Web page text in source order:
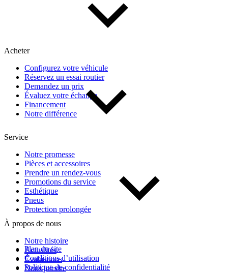
Acheter
Configurez votre véhicule
Réservez un essai routier
Demandez un prix
Évaluez votre échange
Financement
Notre différence
Service
Notre promesse
Pièces et accessoires
Prendre un rendez-vous
Promotions du service
Esthétique
Pneus
Protection prolongée
À propos de nous
Notre histoire
Actualités
Évaluations
Nous joindre
Plan du site
Conditions d’utilisation
Politique de confidentialité